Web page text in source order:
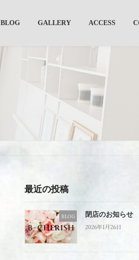
BLOG GALLERY ACCESS
最近の投稿
BLOG 閉店のお知らせ
2026年1月26日